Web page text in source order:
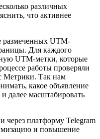
различных
что активнее
размеченных UTM-
Для каждого
UTM-метки, которые
работы проверяли
Метрики. Так нам
какое объявление
далее масштабировать